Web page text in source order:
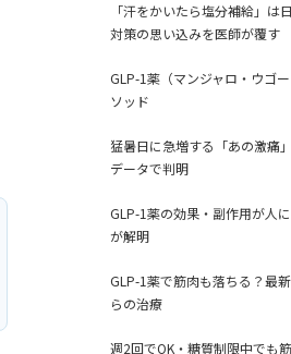
「汗をかいたら塩分補給」
対策の思い込みを医師が覆す
GLP-1薬（マンジャロ・ウゴ
ソッド
猛暑日に急増する「あの激痛
データで判明
GLP-1薬の効果・副作用が人
が解明
GLP-1薬で筋肉も落ちる？最
らの治療
週2回でOK・糖質制限中でも